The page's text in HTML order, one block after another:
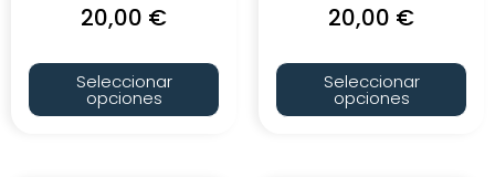
20,00 €
Seleccionar
opciones
20,00 €
Seleccionar
opciones